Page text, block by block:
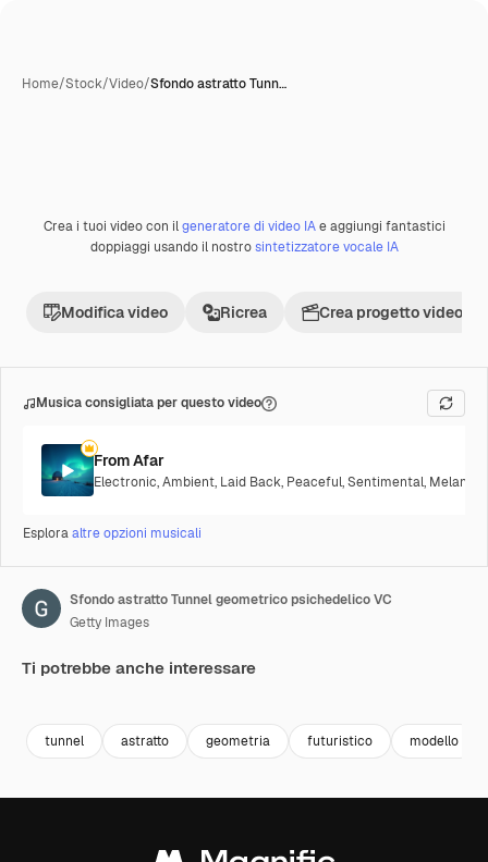
Home/Stock/Video/Sfondo astratto Tunn…
Premium
Crea i tuoi video con ilgeneratore di video IAe aggiungi fantastici
doppiaggi usando il nostrosintetizzatore vocale IA
Modifica video Ricrea Crea progetto video
Musica consigliata per questo video
From Afar
Electronic,Ambient, Laid Back, Peaceful,Sentimental,
Esploraaltre opzioni musicali
Sfondo astratto Tunnel geometrico psichedelico VC
Getty Images
Ti potrebbe anche interessare
tunnel astratto geometria futuristico modello